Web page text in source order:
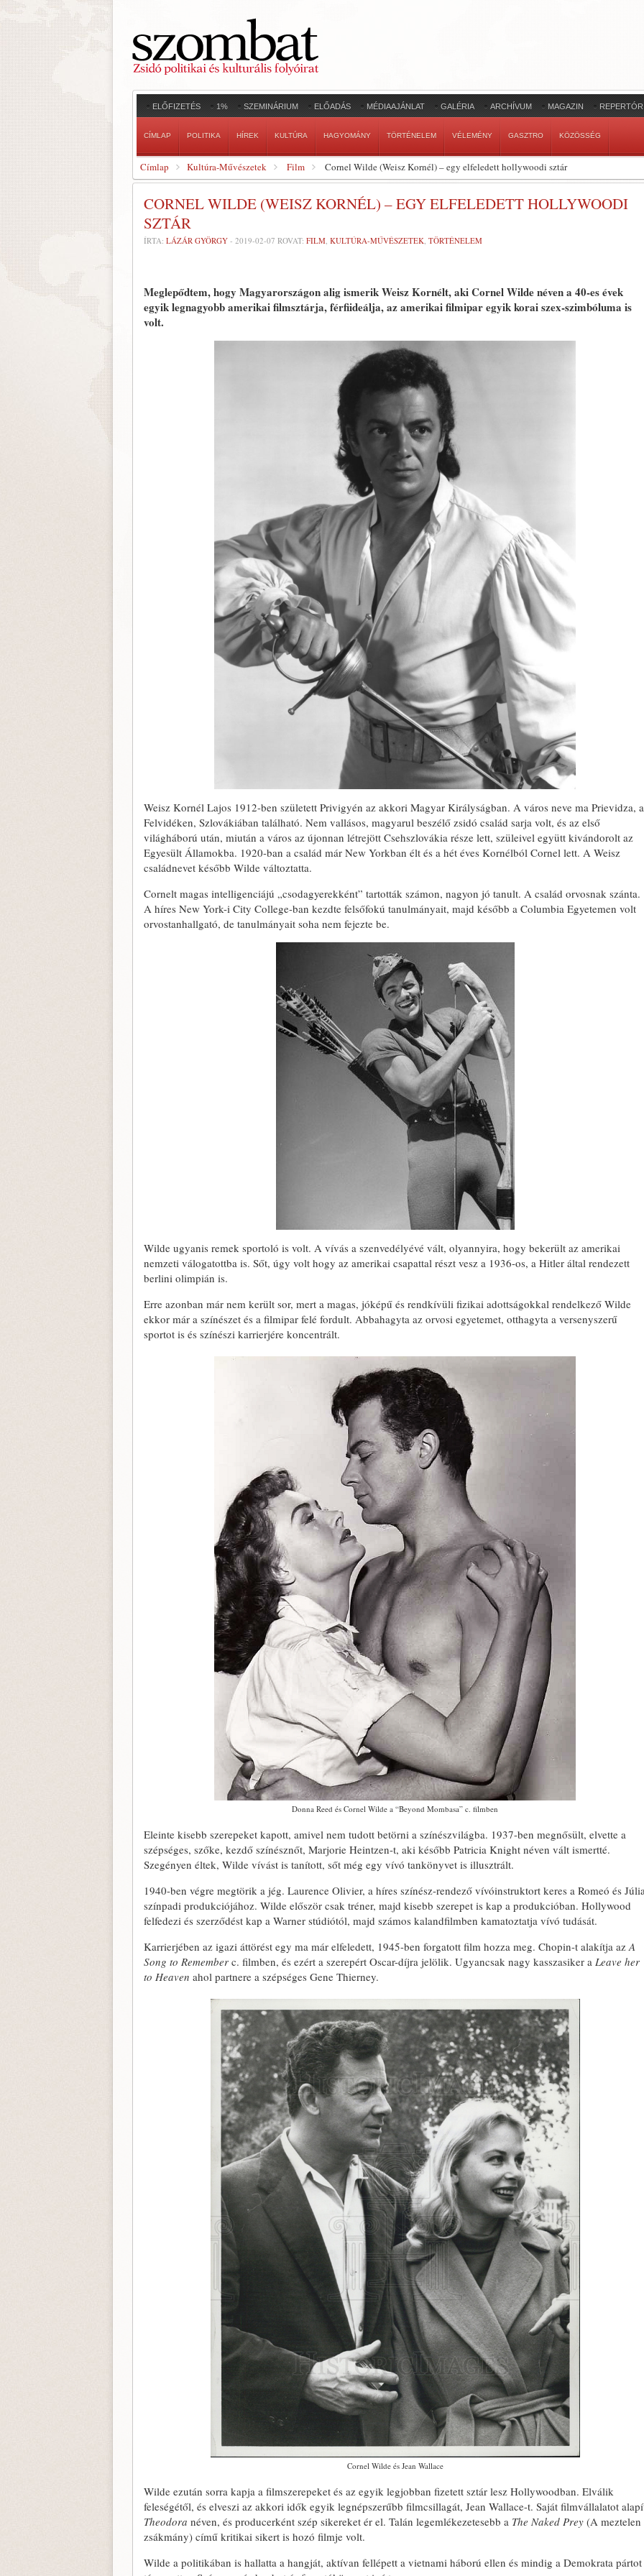
ELŐFIZETÉS 1% SZEMINÁRIUM ELŐADÁS MÉDIAAJÁNLAT GALÉRIA ARCHÍVUM MAGAZIN
CÍMLAP POLITIKA HÍREK KULTÚRA HAGYOMÁNY TÖRTÉNELEM VÉLEMÉNY GASZTRO KÖZÖSSÉG
Címlap Kultúra-Művészetek Film Cornel Wilde (Weisz Kornél) – egy elfeledett hollywoodi sztár
CORNEL WILDE (WEISZ KORNÉL) – EGY ELFELEDETT HOLLYWOODI
SZTÁR
ÍRTA: LÁZÁR GYÖRGY - 2019-02-07 ROVAT: FILM, KULTÚRA-MŰVÉSZETEK, TÖRTÉNELEM
Meglepődtem, hogy Magyarországon alig ismerik Weisz Kornélt, aki Cornel Wilde néven a 40-es évek
egyik legnagyobb amerikai filmsztárja, férfiideálja, az amerikai filmipar egyik korai szex-szimbóluma is
volt.
Weisz Kornél Lajos 1912-ben született Privigyén az akkori Magyar Királyságban. A város neve ma Prievidza, a
Felvidéken, Szlovákiában található. Nem vallásos, magyarul beszélő zsidó család sarja volt, és az első
világháború után, miután a város az újonnan létrejött Csehszlovákia része lett, szüleivel együtt kivándorolt az
Egyesült Államokba. 1920-ban a család már New Yorkban élt és a hét éves Kornélból Cornel lett. A Weisz
családnevet később Wilde változtatta.
Cornelt magas intelligenciájú „csodagyerekként” tartották számon, nagyon jó tanult. A család orvosnak szánta.
A híres New York-i City College-ban kezdte felsőfokú tanulmányait, majd később a Columbia Egyetemen volt
orvostanhallgató, de tanulmányait soha nem fejezte be.
Wilde ugyanis remek sportoló is volt. A vívás a szenvedélyévé vált, olyannyira, hogy bekerült az amerikai
nemzeti válogatottba is. Sőt, úgy volt hogy az amerikai csapattal részt vesz a 1936-os, a Hitler által rendezett
berlini olimpián is.
Erre azonban már nem került sor, mert a magas, jóképű és rendkívüli fizikai adottságokkal rendelkező Wilde
ekkor már a színészet és a filmipar felé fordult. Abbahagyta az orvosi egyetemet, otthagyta a versenyszerű
sportot is és színészi karrierjére koncentrált.
Donna Reed és Cornel Wilde a “Beyond Mombasa” c. filmben
Eleinte kisebb szerepeket kapott, amivel nem tudott betörni a színészvilágba. 1937-ben megnősült, elvette a
szépséges, szőke, kezdő színésznőt, Marjorie Heintzen-t, aki később Patricia Knight néven vált ismertté.
Szegényen éltek, Wilde vívást is tanított, sőt még egy vívó tankönyvet is illusztrált.
1940-ben végre megtörik a jég. Laurence Olivier, a híres színész-rendező vívóinstruktort keres a Romeó és
színpadi produkciójához. Wilde először csak tréner, majd kisebb szerepet is kap a produkcióban. Hollywood
felfedezi és szerződést kap a Warner stúdiótól, majd számos kalandfilmben kamatoztatja vívó tudását.
Karrierjében az igazi áttörést egy ma már elfeledett, 1945-ben forgatott film hozza meg. Chopin-t alakítja azA
Song to Remember c. filmben, és ezért a szerepért Oscar-díjra jelölik. Ugyancsak nagy kasszasiker a Leave her
to Heaven ahol partnere a szépséges Gene Thierney.
Cornel Wilde és Jean Wallace
Wilde ezután sorra kapja a filmszerepeket és az egyik legjobban fizetett sztár lesz Hollywoodban. Elválik
feleségétől, és elveszi az akkori idők egyik legnépszerűbb filmcsillagát, Jean Wallace-t. Saját filmvállalatot
Theodora néven, és producerként szép sikereket ér el. Talán legemlékezetesebb a The Naked Prey (A meztelen
zsákmány) című kritikai sikert is hozó filmje volt.
Wilde a politikában is hallatta a hangját, aktívan fellépett a vietnami háború ellen és mindig a Demokrata pártot